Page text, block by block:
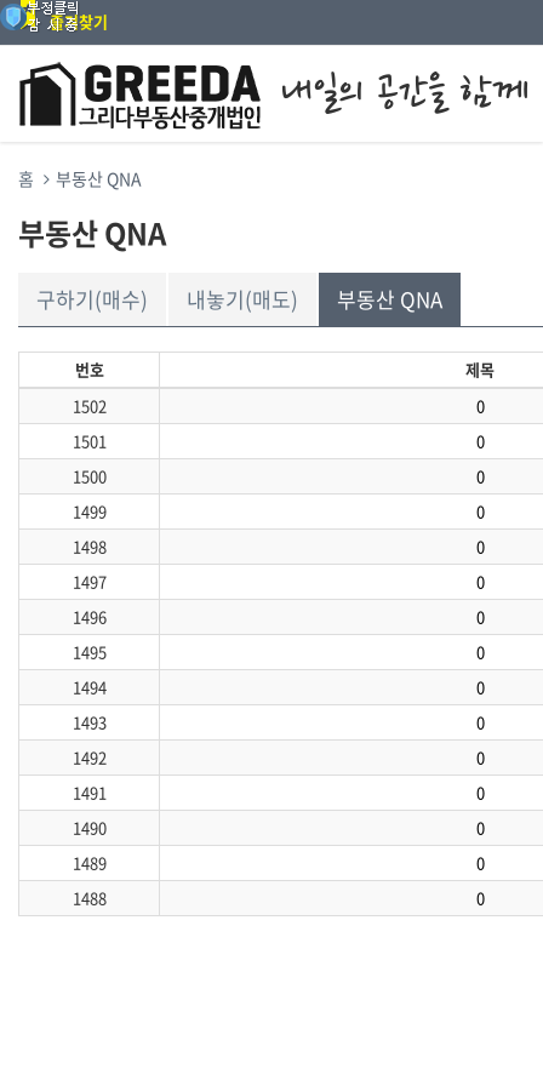
즐겨찾기
홈 부동산 QNA
부동산 QNA
구하기(매수) 내놓기(매도) 부동산 QNA
번호
제목
1502
0
1501
0
1500
0
1499
0
1498
0
1497
0
1496
0
1495
0
1494
0
1493
0
1492
0
1491
0
1490
0
1489
0
1488
0